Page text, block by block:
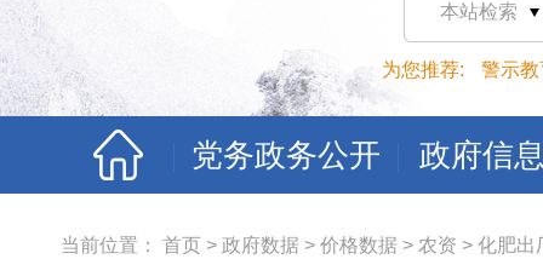
本站检索
为您推荐: 警示教
党务政务公开 政府信
当前位置： 首页 > 政府数据 > 价格数据 > 农资 > 化肥出